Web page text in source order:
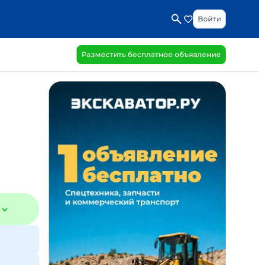
Войти
Разместить бесплатное объявление